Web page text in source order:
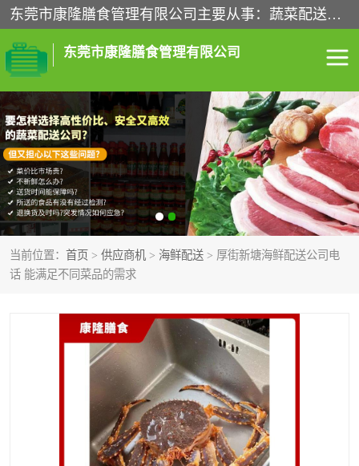
东莞市康隆膳食管理有限公司主要从事：蔬菜配送、食堂承包、企业工厂食堂承包、机关单位食堂承包、调味品配送、粮油配送、干货配送、副食配送、水果配送、海鲜配送等业务，东莞蔬菜配送电话，咨询在线客服。
东莞市康隆膳食管理有限公司
当前位置： 首页 > 供应商机 > 海鲜配送 > 厚街新塘海鲜配送公司电
话 能满足不同菜品的需求
食堂承包 蔬菜配送
粮油配送 鲜肉配送
海鲜配送 食材配送
调料配送 企业工厂食堂承包
副食配送